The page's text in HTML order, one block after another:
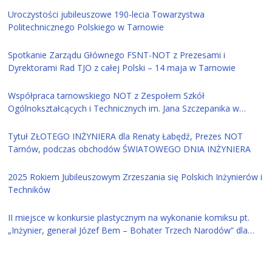
Uroczystości jubileuszowe 190-lecia Towarzystwa
Politechnicznego Polskiego w Tarnowie
Spotkanie Zarządu Głównego FSNT-NOT z Prezesami i
Dyrektorami Rad TJO z całej Polski – 14 maja w Tarnowie
Współpraca tarnowskiego NOT z Zespołem Szkół
Ogólnokształcących i Technicznych im. Jana Szczepanika w
Tytuł ZŁOTEGO INŻYNIERA dla Renaty Łabędź, Prezes NOT
Tarnów, podczas obchodów ŚWIATOWEGO DNIA INŻYNIERA
2025 Rokiem Jubileuszowym Zrzeszania się Polskich Inżynierów i
Techników
II miejsce w konkursie plastycznym na wykonanie komiksu pt.
„Inżynier, generał Józef Bem – Bohater Trzech Narodów” dla